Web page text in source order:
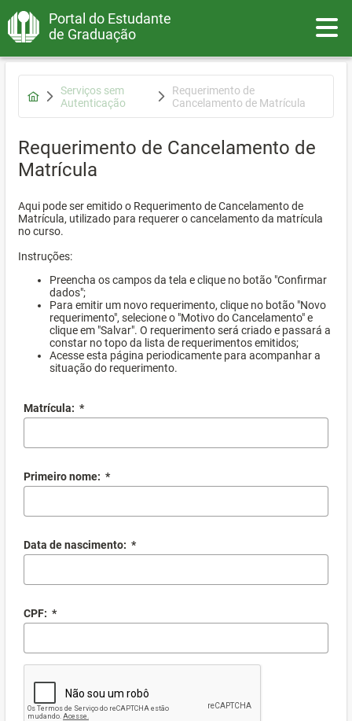
Portal do Estudante
de Graduação
Serviços sem
Autenticação
Requerimento de
Cancelamento de Matrícula
Requerimento de Cancelamento de
Matrícula
Aqui pode ser emitido o Requerimento de Cancelamento de
Matrícula, utilizado para requerer o cancelamento da matrícula
no curso.
Instruções:
Preencha os campos da tela e clique no botão "Confirmar
dados";
Para emitir um novo requerimento, clique no botão "Novo
requerimento", selecione o "Motivo do Cancelamento" e
clique em "Salvar". O requerimento será criado e passará a
constar no topo da lista de requerimentos emitidos;
Acesse esta página periodicamente para acompanhar a
situação do requerimento.
Matrícula: *
Primeiro nome: *
Data de nascimento: *
CPF: *